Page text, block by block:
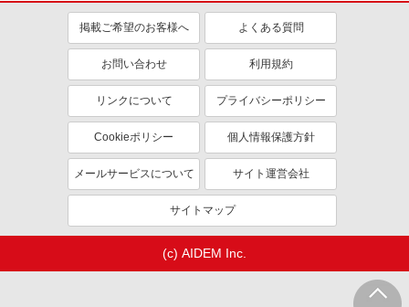
掲載ご希望のお客様へ よくある質問
お問い合わせ 利用規約
リンクについて プライバシーポリシー
Cookieポリシー 個人情報保護方針
メールサービスについて サイト運営会社
サイトマップ
(c) AIDEM Inc.